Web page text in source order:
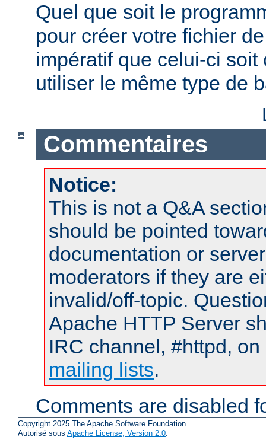
Quel que soit le
pour créer votre fichier
impératif que celui-ci soit
utiliser le même type de
Commentaires
Notice:
This is not a Q&A
should be pointed
documentation or
moderators if they are
invalid/off-topic.
Apache HTTP Server
IRC channel, #httpd,
mailing lists.
Comments are disabled
Copyright 2025 The Apache Software Foundation.
Autorisé sous Apache License, Version 2.0.